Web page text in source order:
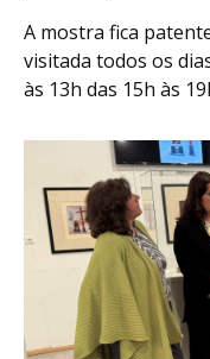
A mostra fica
visitada todos os
às 13h das 15h às